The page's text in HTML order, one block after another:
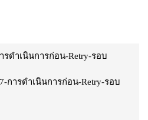
รดำเนินการก่อน-Retry-รอบ
การดำเนินการก่อน-Retry-รอบ